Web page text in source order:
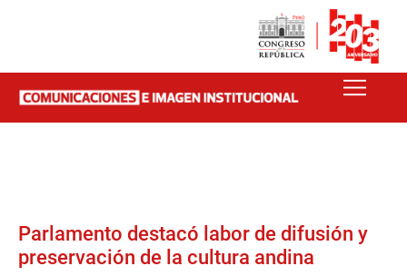
Parlamento destacó labor de difusión y
preservación de la cultura andina